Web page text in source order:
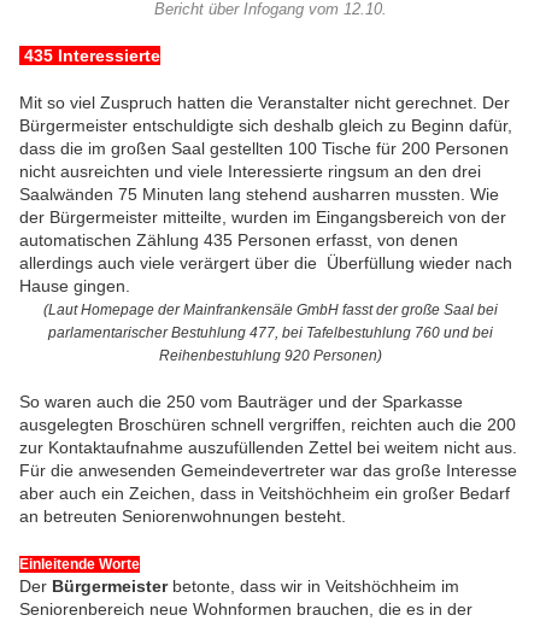
Bericht über Infogang vom 12.10.
435 Interessierte
Mit so viel Zuspruch hatten die Veranstalter nicht gerechnet. Der
Bürgermeister entschuldigte sich deshalb gleich zu Beginn dafür,
dass die im großen Saal gestellten 100 Tische für 200 Personen
nicht ausreichten und viele Interessierte ringsum an den drei
Saalwänden 75 Minuten lang stehend ausharren mussten. Wie
der Bürgermeister mitteilte, wurden im Eingangsbereich von der
automatischen Zählung 435 Personen erfasst, von denen
allerdings auch viele verärgert über die Überfüllung wieder nach
Hause gingen.
(Laut Homepage der Mainfrankensäle GmbH fasst der große Saal bei
parlamentarischer Bestuhlung 477, bei Tafelbestuhlung 760 und bei
Reihenbestuhlung 920 Personen)
So waren auch die 250 vom Bauträger und der Sparkasse
ausgelegten Broschüren schnell vergriffen, reichten auch die 200
zur Kontaktaufnahme auszufüllenden Zettel bei weitem nicht aus.
Für die anwesenden Gemeindevertreter war das große Interesse
aber auch ein Zeichen, dass in Veitshöchheim ein großer Bedarf
an betreuten Seniorenwohnungen besteht.
Einleitende Worte
Der Bürgermeister betonte, dass wir in Veitshöchheim im
Seniorenbereich neue Wohnformen brauchen, die es in der